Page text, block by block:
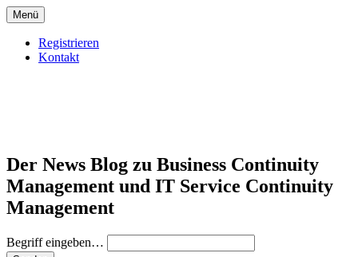
Menü
Registrieren
Kontakt
Der News Blog zu Business Continuity
Management und IT Service Continuity
Management
Begriff eingeben…